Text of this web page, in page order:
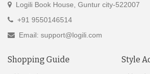
Logili Book House, Guntur city-522007
+91 9550146514
Email: support@logili.com
Shopping Guide Style